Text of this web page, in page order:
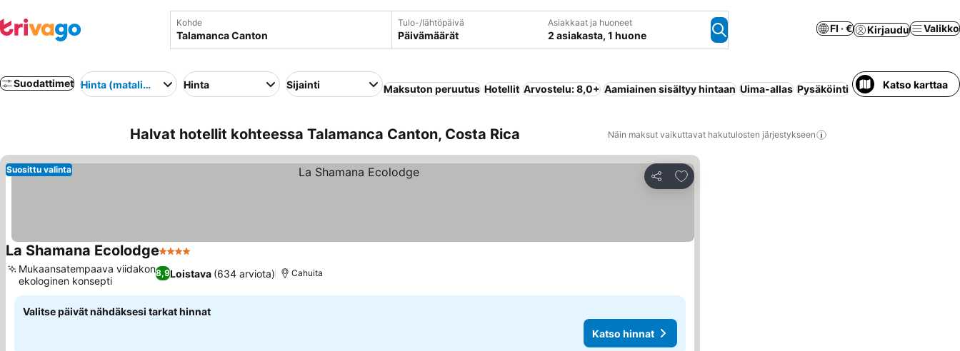
Kohde Tulo-/lähtöpäivä
Päivämäärät
Asiakkaat ja huoneet
2 asiakasta, 1 huone
FI · € Kirjaudu Valikko
Suodattimet Hinta (matalimmasta korkeimpaan)
Hinta Sijainti Maksuton peruutus Hotellit Arvostelu: 8,0+ Aamiainen sisältyy hintaan Uima-allas Pysäköinti Ranta Huoneisto
Katso karttaa
Halvat hotellit kohteessa Talamanca Canton, Costa Rica Näin maksut vaikuttavat hakutulosten järjestykseen
Jaa
Lisää suosikkeihin
Suosittu valinta
La Shamana Ecolodge4 Tähtiluokitus
8,9Loistava (634 arviota)
Mukaansatempaava viidakon
ekologinen konsepti
Cahuita
Valitse päivät nähdäksesi tarkat hinnat
Katso hinnat